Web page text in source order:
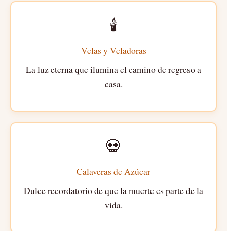
🕯️
Velas y Veladoras
La luz eterna que ilumina el camino de regreso a
casa.
💀
Calaveras de Azúcar
Dulce recordatorio de que la muerte es parte de la
vida.